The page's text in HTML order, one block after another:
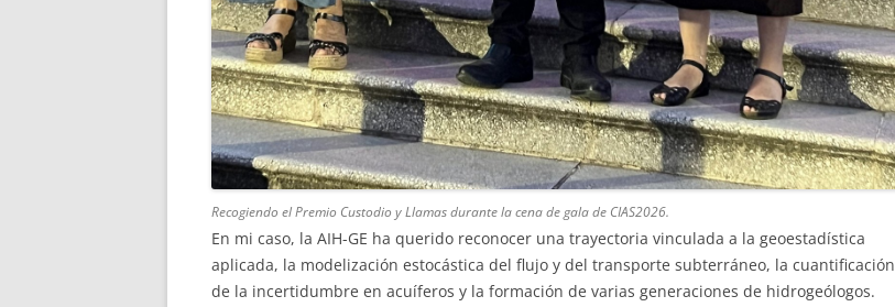
Recogiendo el Premio Custodio y Llamas durante la cena de gala de CIAS2026.
En mi caso, la AIH-GE ha querido reconocer una trayectoria vinculada a la geoestadística
aplicada, la modelización estocástica del flujo y del transporte subterráneo, la cuantificación
de la incertidumbre en acuíferos y la formación de varias generaciones de hidrogeólogos.